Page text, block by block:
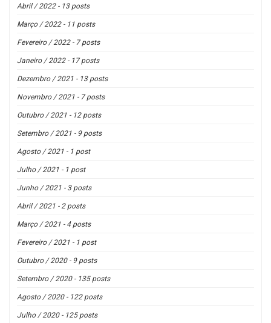
Abril / 2022 - 13 posts
Março / 2022 - 11 posts
Fevereiro / 2022 - 7 posts
Janeiro / 2022 - 17 posts
Dezembro / 2021 - 13 posts
Novembro / 2021 - 7 posts
Outubro / 2021 - 12 posts
Setembro / 2021 - 9 posts
Agosto / 2021 - 1 post
Julho / 2021 - 1 post
Junho / 2021 - 3 posts
Abril / 2021 - 2 posts
Março / 2021 - 4 posts
Fevereiro / 2021 - 1 post
Outubro / 2020 - 9 posts
Setembro / 2020 - 135 posts
Agosto / 2020 - 122 posts
Julho / 2020 - 125 posts